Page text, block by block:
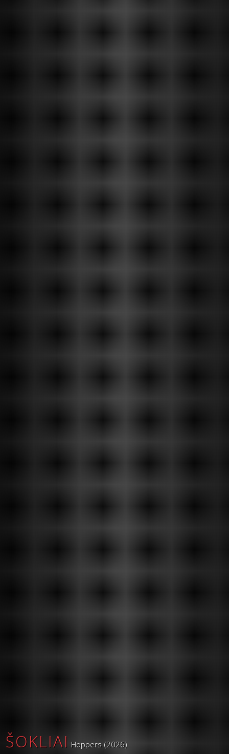
ŠOKLIAI Hoppers (2026)